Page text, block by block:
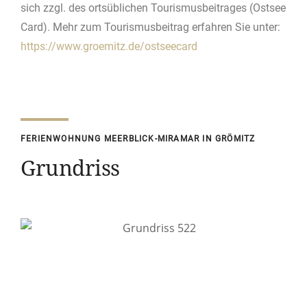
sich zzgl. des ortsüblichen Tourismusbeitrages (Ostsee
Card). Mehr zum Tourismusbeitrag erfahren Sie unter:
https://www.groemitz.de/ostseecard
FERIENWOHNUNG MEERBLICK-MIRAMAR IN GRÖMITZ
Grundriss